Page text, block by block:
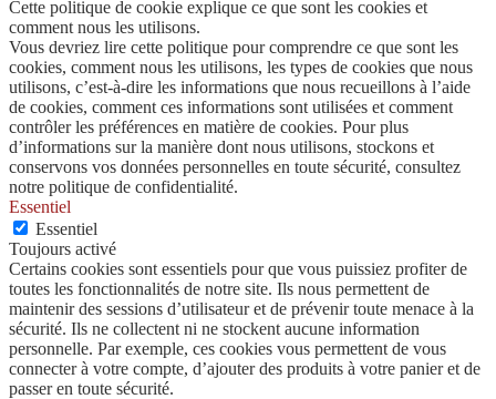
Cette politique de cookie explique ce que sont les cookies et
comment nous les utilisons.
Vous devriez lire cette politique pour comprendre ce que sont les
cookies, comment nous les utilisons, les types de cookies que nous
utilisons, c’est-à-dire les informations que nous recueillons à l’aide
de cookies, comment ces informations sont utilisées et comment
contrôler les préférences en matière de cookies. Pour plus
d’informations sur la manière dont nous utilisons, stockons et
conservons vos données personnelles en toute sécurité, consultez
notre politique de confidentialité.
Essentiel
Essentiel
Toujours activé
Certains cookies sont essentiels pour que vous puissiez profiter de
toutes les fonctionnalités de notre site. Ils nous permettent de
maintenir des sessions d’utilisateur et de prévenir toute menace à la
sécurité. Ils ne collectent ni ne stockent aucune information
personnelle. Par exemple, ces cookies vous permettent de vous
connecter à votre compte, d’ajouter des produits à votre panier et de
passer en toute sécurité.